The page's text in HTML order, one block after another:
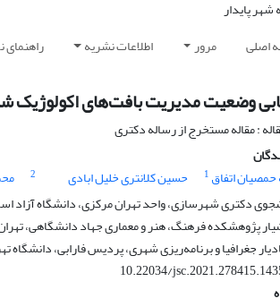
اصلی مرور اطلاعات نشریه
وضعیت مدیریت بافت‌های اکولوژیک شهری
: مقاله مستخرج از رساله دکتری
اتفاق 1 حسین کلانتری خلیل ابادی 2
دکتری شهرسازی، واحد تهران مرکزی، دانشگاه آزاد
پژوهشکده فرهنگ، هنر و معماری جهاد دانشگاهی،
جغرافیا و برنامه‌ریزی شهری، پردیس فارابی، دانشگاه
10.22034/